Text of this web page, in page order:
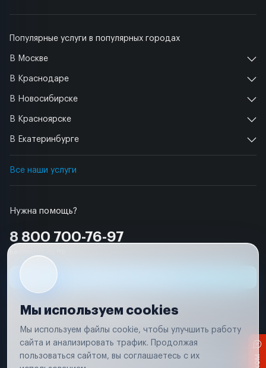
Нужна помощь?
8 800 700-76-97
Популярные услуги в популярных городах
В Москве
В Краснодаре
В Новосибирске
В Красноярске
В Екатеринбурге
Все наши услуги
Условия использования
Удаление аккаунта
Вся информация, представленная на сайте, носит исключительно
Мы используем cookies
Мы используем файлы cookie, чтобы улучшить работу
сайта и анализировать трафик. Продолжая
пользоваться сайтом, вы соглашаетесь с их